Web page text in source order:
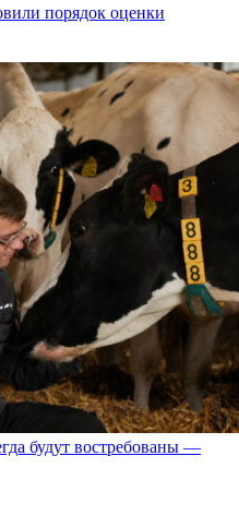
порядок оценки
будут востребованы —